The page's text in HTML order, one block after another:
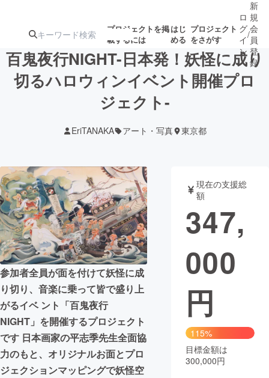
プロジェクトを掲
載するには
はじ
める
プロジェクト
をさがす
注目の新着プロ募集終了が近いプ
テクノロジー・ガジェット
映像・映画 書籍・雑誌
ビジネス・起業 チャレンジ
まちづくり・地域活性化
CAMPFIRE for Social Good
CAMPFIRE Creation
CAMPFIREふるさと納税
コミュニティ
ロ
グ
イ
ン
/
新
規
会
員
登
録
百鬼夜行NIGHT-日本発！妖怪に成り
切るハロウィンイベント開催プロ
ジェクト-
EriTANAKA アート・写真 東京都
参加者全員が面を付けて妖怪に成
り切り、音楽に乗って皆で盛り上
がるイベ ント「百鬼夜行
NIGHT」を開催するプロジェクト
です 日本画家の平志季先生全面協
力のもと、オリジナルお面とプロ
ジェクションマッピングで妖怪空
現在の支援総
額
347,
000
円
115%
目標金額は
300,000円